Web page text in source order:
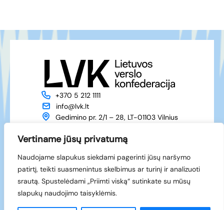
Vertiname jūsų privatumą
Naudojame slapukus siekdami pagerinti jūsų naršymo
patirtį, teikti suasmenintus skelbimus ar turinį ir analizuoti
srautą. Spustelėdami „Priimti viską“ sutinkate su mūsų
slapukų naudojimo taisyklėmis.
+370 5 212 1111
info@lvk.lt
Gedimino pr. 2/1 – 28, LT-01103 Vilnius
Naujienos
Narystė
Renginiai
Kontaktai
Facebook
LinkedIn
© 1994-2026 LVK